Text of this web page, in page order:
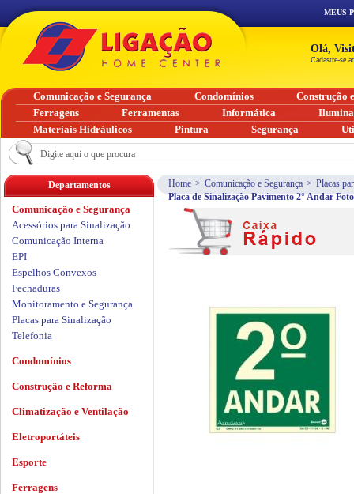
Home > Comunicação e Segurança > Placas
Placa de Sinalização Pavimento 2° Andar
Departamentos
Comunicação e Segurança
Acessórios para Sinalização
Comunicação Interna
EPI
Espelhos Convexos
Fechaduras
Monitoramento e Segurança
Placas para Sinalização
Telefonia
Condomínios
Construção e Reforma
Climatização e Ventilação
Eletroportáteis
Esporte
Ferragens
MEUS
Olá,
Cadastre-se
Comunicação e Segurança Condomínios
Construção
Ferragens
Ferramentas Informática
Materiais Hidráulicos
Pintura Segurança